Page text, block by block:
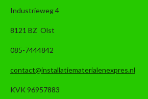
Industrieweg 4
8121 BZ Olst
085-7444842
contact@installatiematerialenexpres.nl
KVK 96957883